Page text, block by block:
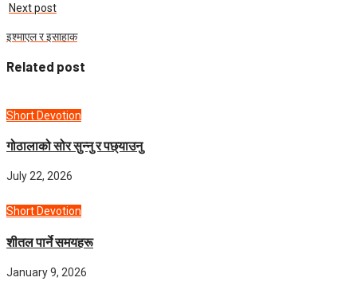
Next post
इश्माएल र इसाहाक
Related post
Short Devotion
गोठालाको सोर सुन्नु र पछ्याउनु
July 22, 2026
Short Devotion
शीतल पार्ने समयहरू
January 9, 2026